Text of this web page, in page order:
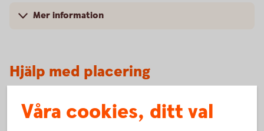
Mer information
Hjälp med placering
Placera din pension
Våra cookies, ditt val